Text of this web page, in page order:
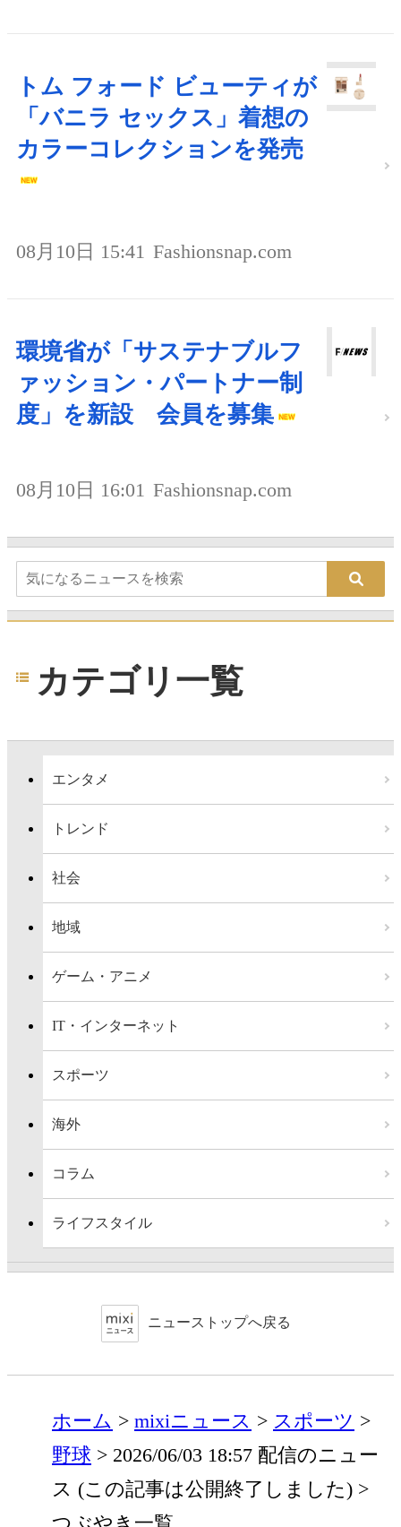
トム フォード ビューティが
「バニラ セックス」着想の
カラーコレクションを発売
08月10日 15:41 Fashionsnap.com
環境省が「サステナブルフ
ァッション・パートナー制
度」を新設 会員を募集
08月10日 16:01 Fashionsnap.com
カテゴリ一覧
エンタメ
トレンド
社会
地域
ゲーム・アニメ
IT・インターネット
スポーツ
海外
コラム
ライフスタイル
ニューストップへ戻る
ホーム mixiニュース
スポーツ
野球
2026/06/03 18:57 配信のニュー
ス (この記事は公開終了しました)